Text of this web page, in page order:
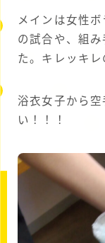
メインは女性
の試合や、組
た。キレッキレ
浴衣女子から
い！！！